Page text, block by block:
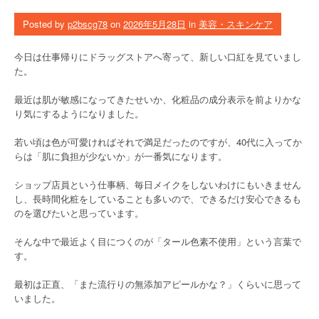
Posted by p2bscg78 on 2026年5月28日 in 美容・スキンケア
今日は仕事帰りにドラッグストアへ寄って、新しい口紅を見ていまし
た。
最近は肌が敏感になってきたせいか、化粧品の成分表示を前よりかな
り気にするようになりました。
若い頃は色が可愛ければそれで満足だったのですが、40代に入ってか
らは「肌に負担が少ないか」が一番気になります。
ショップ店員という仕事柄、毎日メイクをしないわけにもいきません
し、長時間化粧をしていることも多いので、できるだけ安心できるも
のを選びたいと思っています。
そんな中で最近よく目につくのが「タール色素不使用」という言葉で
す。
最初は正直、「また流行りの無添加アピールかな？」くらいに思って
いました。